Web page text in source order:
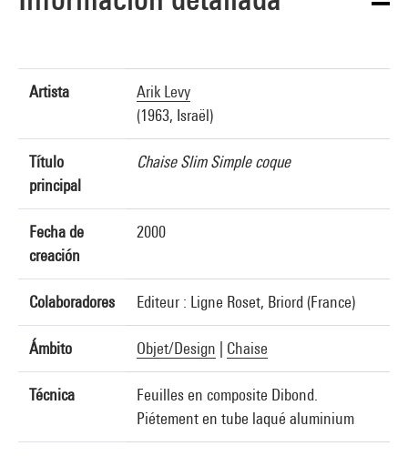
Artista
Arik Levy
(1963, Israël)
Título
principal
Chaise Slim Simple coque
Fecha de
creación
2000
Colaboradores Editeur : Ligne Roset, Briord (France)
Ámbito Objet/Design Chaise
Técnica
Feuilles en composite Dibond.
Piétement en tube laqué aluminium